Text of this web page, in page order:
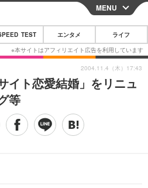
CLOSE
スマートフォン
その他
映画・ドラマ
MENU
TEST エンタメ ライフ
イト恋愛結婚」をリニュ
等
2004.11.4（木）17:43